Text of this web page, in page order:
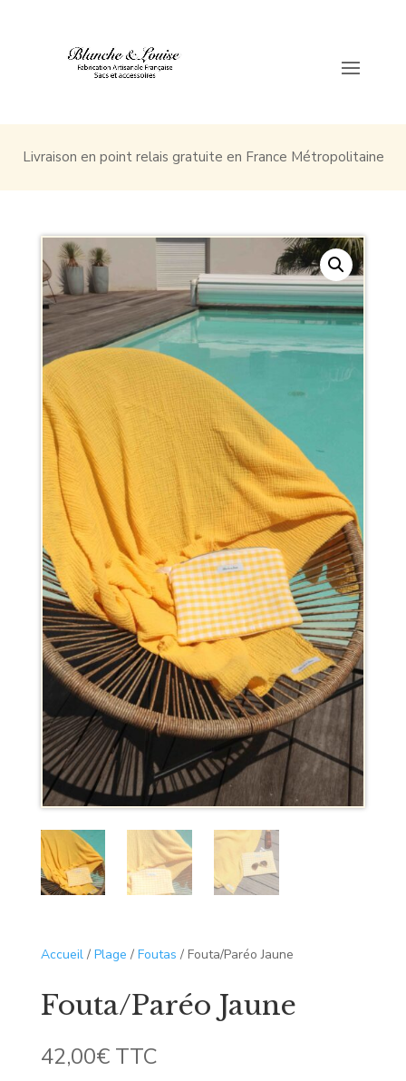
Livraison en point relais gratuite en France Métropolitaine
Accueil/ Plage / Foutas / Fouta/Paréo Jaune
Fouta/Paréo Jaune
42,00€ TTC